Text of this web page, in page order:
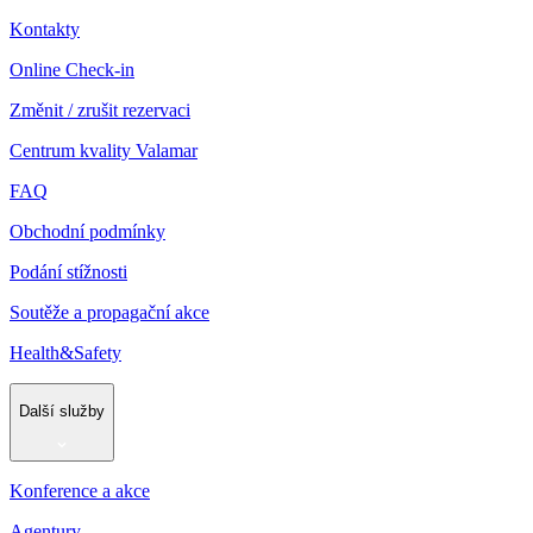
Kontakty
Online Check-in
Změnit / zrušit rezervaci
Centrum kvality Valamar
FAQ
Obchodní podmínky
Podání stížnosti
Soutěže a propagační akce
Health&Safety
Další služby
Konference a akce